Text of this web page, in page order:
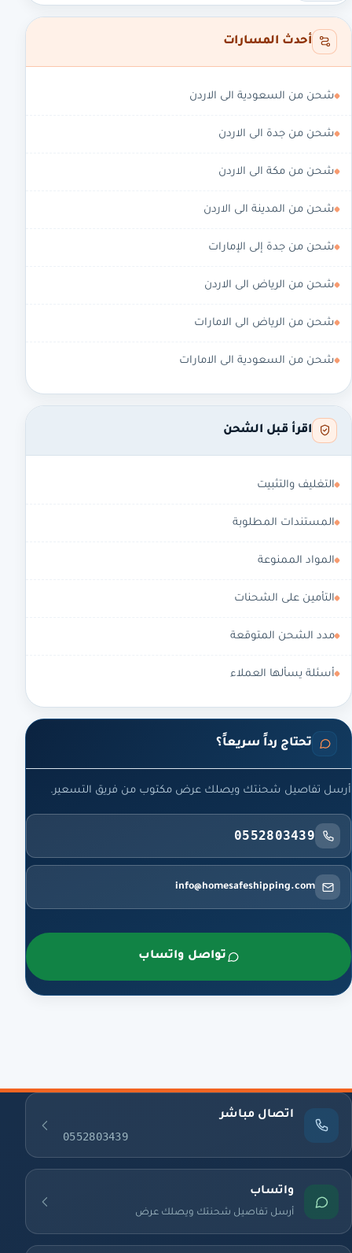
أحدث المسارات
شحن من السعودية الى الاردن
شحن من جدة الى الاردن
شحن من مكة الى الاردن
شحن من المدينة الى الاردن
شحن من جدة إلى الإمارات
شحن من الرياض الى الاردن
شحن من الرياض الى الامارات
شحن من السعودية الى الامارات
اقرأ قبل الشحن
التغليف والتثبيت
المستندات المطلوبة
المواد الممنوعة
التأمين على الشحنات
مدد الشحن المتوقعة
أسئلة يسألها العملاء
تحتاج رداً سريعاً؟
أرسل تفاصيل شحنتك ويصلك عرض مكتوب من فريق التسعير.
0552803439
info@homesafeshipping.com
تواصل واتساب
اتصال مباشر
0552803439
واتساب
أرسل تفاصيل شحنتك ويصلك عرض